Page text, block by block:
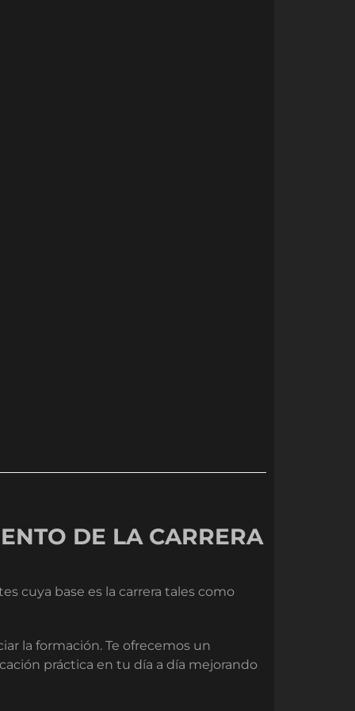
DE LA CARRERA
cuya base es la carrera tales como
la formación. Te ofrecemos un
práctica en tu día a día mejorando